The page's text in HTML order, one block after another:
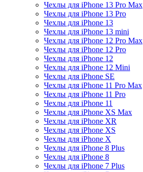
Чехлы для iPhone 13 Pro Max
Чехлы для iPhone 13 Pro
Чехлы для iPhone 13
Чехлы для iPhone 13 mini
Чехлы для iPhone 12 Pro Max
Чехлы для iPhone 12 Pro
Чехлы для iPhone 12
Чехлы для iPhone 12 Mini
Чехлы для iPhone SE
Чехлы для iPhone 11 Pro Max
Чехлы для iPhone 11 Pro
Чехлы для iPhone 11
Чехлы для iPhone XS Max
Чехлы для iPhone XR
Чехлы для iPhone XS
Чехлы для iPhone X
Чехлы для iPhone 8 Plus
Чехлы для iPhone 8
Чехлы для iPhone 7 Plus